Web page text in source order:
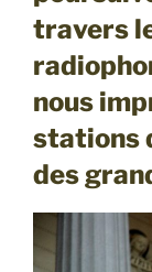
travers
nous
stations
des